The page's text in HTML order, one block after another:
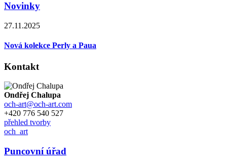
Novinky
27.11.2025
Nová kolekce Perly a Paua
Kontakt
Ondřej Chalupa
och-art@och-art.com
+420 776 540 527
přehled tvorby
och_art
Puncovní úřad